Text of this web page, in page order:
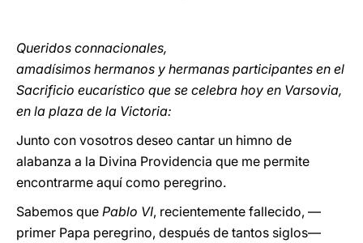
Queridos connacionales,
amadísimos hermanos y hermanas participantes en el
Sacrificio eucarístico que se celebra hoy en Varsovia,
en la plaza de la Victoria:
Junto con vosotros deseo cantar un himno de
alabanza a la Divina Providencia que me permite
encontrarme aquí como peregrino.
Sabemos que Pablo VI, recientemente fallecido, —
primer Papa peregrino, después de tantos siglos—